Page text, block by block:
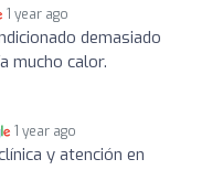
1 year ago
demasiado
mucho calor.
1 year ago
y atención en